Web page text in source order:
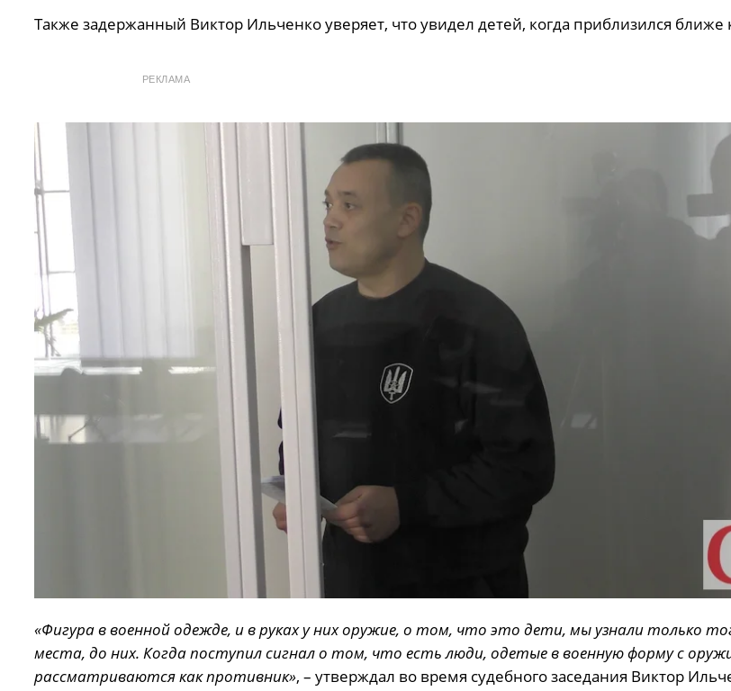
Также задержанный Виктор Ильченко уверяет, что увидел детей, когда приблизился ближе
РЕКЛАМА
«Фигура в военной одежде, и в руках у них оружие, о том, что это дети, мы узнали только
места, до них. Когда поступил сигнал о том, что есть люди, одетые в военную форму с
рассматриваются как противник», – утверждал во время судебного заседания Виктор